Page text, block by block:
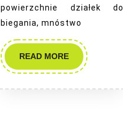
powierzchnie działek do
biegania, mnóstwo
READ MOREREAD
MORE